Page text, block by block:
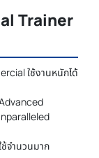
Trainer
ใช้งานหนักได้
จำนวนมาก